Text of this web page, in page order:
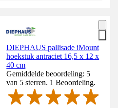
DIEPHAUS pallisade iMount
hoekstuk antraciet 16,5 x 12 x
40 cm
Gemiddelde beoordeling: 5
van 5 sterren. 1 Beoordeling.